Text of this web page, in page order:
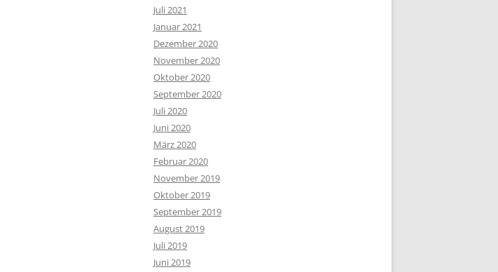
Juli 2021
Januar 2021
Dezember 2020
November 2020
Oktober 2020
September 2020
Juli 2020
Juni 2020
März 2020
Februar 2020
November 2019
Oktober 2019
September 2019
August 2019
Juli 2019
Juni 2019